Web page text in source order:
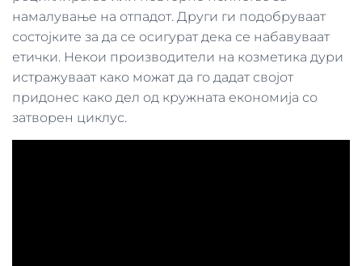
намалување на отпадот. Други ги подобруваат
состојките за да се осигурат дека се набавуваат
етички. Некои производители на козметика дури
истражуваат како можат да го дадат својот
придонес како дел од кружната економија со
затворен циклус.